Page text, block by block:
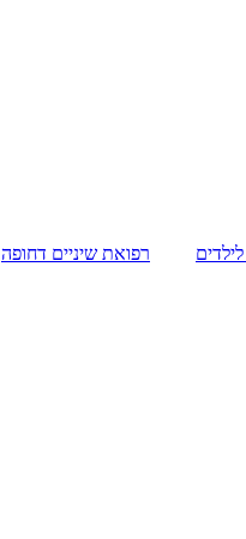
רפואת שיניים דחופה